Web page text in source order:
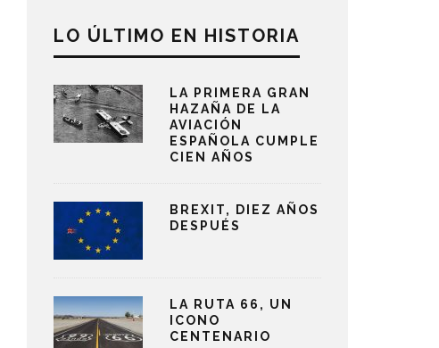
LO ÚLTIMO EN HISTORIA
LA PRIMERA GRAN
HAZAÑA DE LA
AVIACIÓN
ESPAÑOLA CUMPLE
CIEN AÑOS
BREXIT, DIEZ AÑOS
DESPUÉS
LA RUTA 66, UN
ICONO
CENTENARIO